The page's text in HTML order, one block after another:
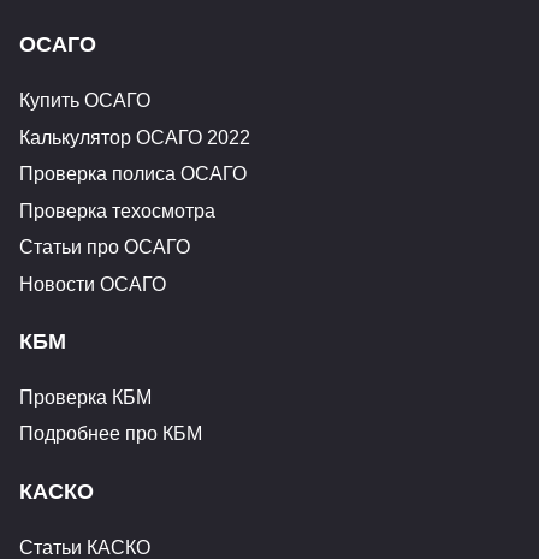
ОСАГО
Купить ОСАГО
Калькулятор ОСАГО 2022
Проверка полиса ОСАГО
Проверка техосмотра
Статьи про ОСАГО
Новости ОСАГО
КБМ
Проверка КБМ
Подробнее про КБМ
КАСКО
Статьи КАСКО